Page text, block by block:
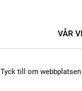
VÅR
Tyck till om webbplatsen